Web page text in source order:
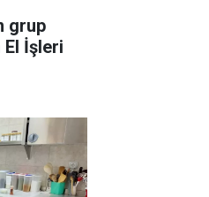
grup
El İşleri